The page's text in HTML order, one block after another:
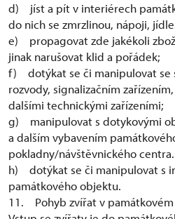
d) jíst a pít v interiérech
do nich se zmrzlinou, nápoji,
e) propagovat zde jakékoli
jinak narušovat klid a pořádek;
f) dotýkat se či manipulovat se
rozvody, signalizačním
dalšími technickými zařízeními;
g) manipulovat s dotykovými
a dalším vybavením
pokladny/návštěvnického centra.
h) dotýkat se či manipulovat s
památkového objektu.
11. Pohyb zvířat v